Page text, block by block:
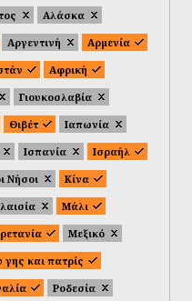
Αλάσκα
Αργεντινή
Αρμενία
Αφρική
Γιουκοσλαβία
Θιβέτ
Ιαπωνία
Ισπανία
Ισραήλ
Νήσοι
Κίνα
Μάλι
Μεξικό
γης και πατρίς
Ροδεσία